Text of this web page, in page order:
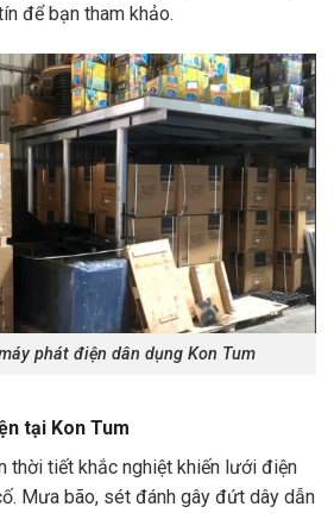
để bạn tham khảo.
phát điện dân dụng Kon Tum
tại Kon Tum
thời tiết khắc nghiệt khiến lưới điện
Mưa bão, sét đánh gây đứt dây dẫn